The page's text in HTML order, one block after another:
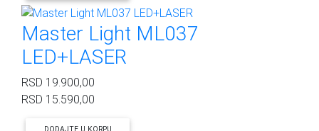
Master Light ML037
LED+LASER
RSD 19.900,00
RSD 15.590,00